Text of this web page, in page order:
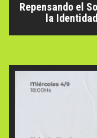
Repensando el
la